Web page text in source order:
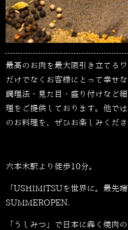
最高のお肉を最大限引き立てる
だけでなくお客様にとって幸せ
調理法・見た目・盛り付けなど
理をご提供しております。他で
のお料理を、ぜひお楽しみくださ
六本木駅より徒歩10分。
「USHIMITSUを世界に。最先
SUMMEROPEN.
「うしみつ」で日本に犇く焼肉